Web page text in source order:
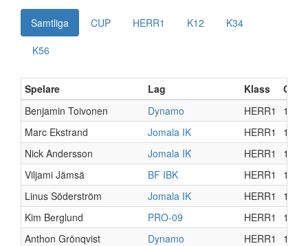
Samtliga CUP HERR1 K12
K34
K56
Spelare Lag Klass GP
Benjamin Toivonen
Dynamo HERR1 15
Marc Ekstrand
Jomala IK HERR1 17
Nick Andersson
Jomala IK HERR1 16
Viljami Jämsä
BF IBK HERR1 17
Linus Söderström
Jomala IK HERR1 17
Kim Berglund
PRO-09 HERR1 16
Anthon Grönqvist
Dynamo HERR1 16